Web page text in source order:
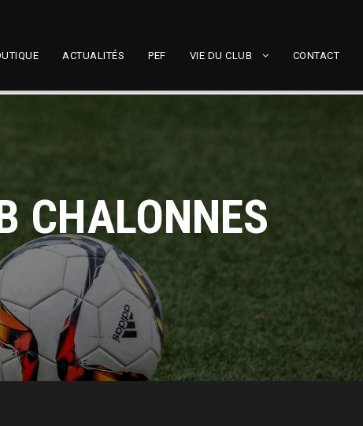
ACTUALITÉS PEF VIE DU CLUB CONTACT
CHALONNES